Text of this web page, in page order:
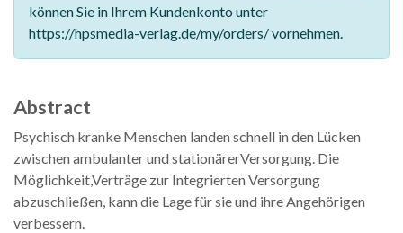
können Sie in Ihrem Kundenkonto unter
https://hpsmedia-verlag.de/my/orders/ vornehmen.
Abstract
Psychisch kranke Menschen landen schnell in den Lücken
zwischen ambulanter und stationärerVersorgung. Die
Möglichkeit,Verträge zur Integrierten Versorgung
abzuschließen, kann die Lage für sie und ihre Angehörigen
verbessern.